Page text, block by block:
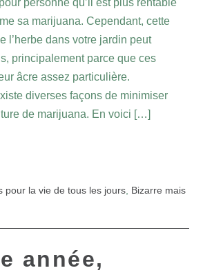
sa marijuana. Cependant, cette
l’herbe dans votre jardin peut
principalement parce que ces
âcre assez particulière.
diverses façons de minimiser
de marijuana. En voici […]
pour la vie de tous les jours Bizarre mais
année,